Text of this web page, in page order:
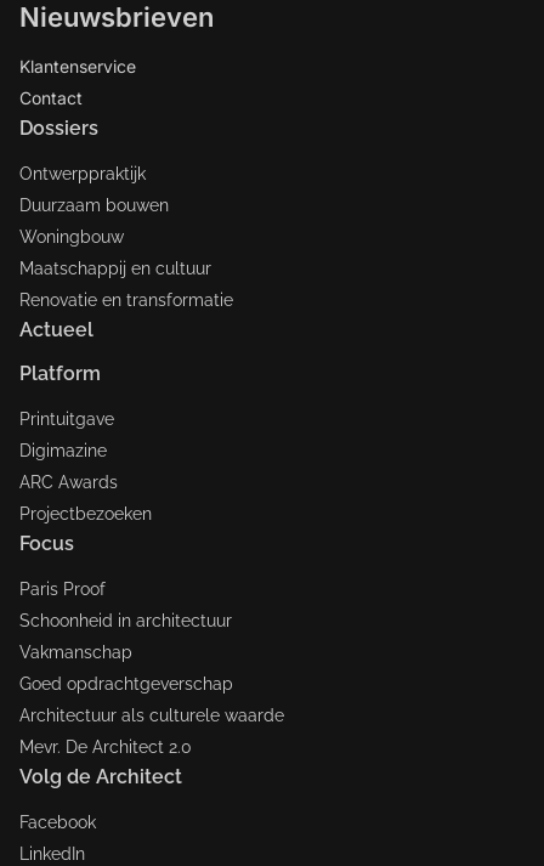
Nieuwsbrieven
Klantenservice
Contact
Dossiers
Ontwerppraktijk
Duurzaam bouwen
Woningbouw
Maatschappij en cultuur
Renovatie en transformatie
Actueel
Platform
Printuitgave
Digimazine
ARC Awards
Projectbezoeken
Focus
Paris Proof
Schoonheid in architectuur
Vakmanschap
Goed opdrachtgeverschap
Architectuur als culturele waarde
Mevr. De Architect 2.0
Volg de Architect
Facebook
LinkedIn